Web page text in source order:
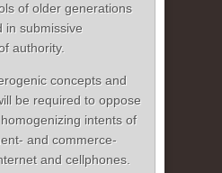
of older generations
in submissive
authority.
concepts and
be required to oppose
intents of
and commerce-
and cellphones.